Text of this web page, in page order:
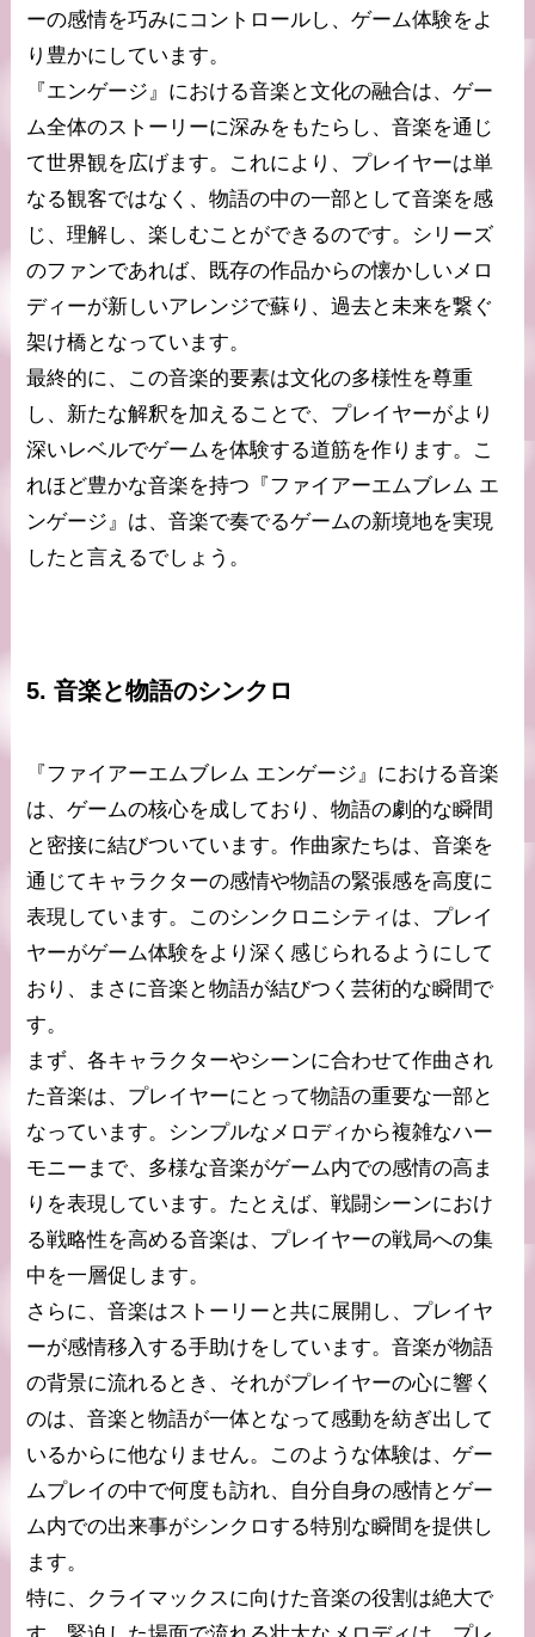
ーの感情を巧みにコントロールし、ゲーム体験をよ
り豊かにしています。
『エンゲージ』における音楽と文化の融合は、ゲー
ム全体のストーリーに深みをもたらし、音楽を通じ
て世界観を広げます。これにより、プレイヤーは単
なる観客ではなく、物語の中の一部として音楽を感
じ、理解し、楽しむことができるのです。シリーズ
のファンであれば、既存の作品からの懐かしいメロ
ディーが新しいアレンジで蘇り、過去と未来を繋ぐ
架け橋となっています。
最終的に、この音楽的要素は文化の多様性を尊重
し、新たな解釈を加えることで、プレイヤーがより
深いレベルでゲームを体験する道筋を作ります。こ
れほど豊かな音楽を持つ『ファイアーエムブレム エ
ンゲージ』は、音楽で奏でるゲームの新境地を実現
したと言えるでしょう。
5. 音楽と物語のシンクロ
『ファイアーエムブレム エンゲージ』における音楽
は、ゲームの核心を成しており、物語の劇的な瞬間
と密接に結びついています。作曲家たちは、音楽を
通じてキャラクターの感情や物語の緊張感を高度に
表現しています。このシンクロニシティは、プレイ
ヤーがゲーム体験をより深く感じられるようにして
おり、まさに音楽と物語が結びつく芸術的な瞬間で
す。
まず、各キャラクターやシーンに合わせて作曲され
た音楽は、プレイヤーにとって物語の重要な一部と
なっています。シンプルなメロディから複雑なハー
モニーまで、多様な音楽がゲーム内での感情の高ま
りを表現しています。たとえば、戦闘シーンにおけ
る戦略性を高める音楽は、プレイヤーの戦局への集
中を一層促します。
さらに、音楽はストーリーと共に展開し、プレイヤ
ーが感情移入する手助けをしています。音楽が物語
の背景に流れるとき、それがプレイヤーの心に響く
のは、音楽と物語が一体となって感動を紡ぎ出して
いるからに他なりません。このような体験は、ゲー
ムプレイの中で何度も訪れ、自分自身の感情とゲー
ム内での出来事がシンクロする特別な瞬間を提供し
ます。
特に、クライマックスに向けた音楽の役割は絶大で